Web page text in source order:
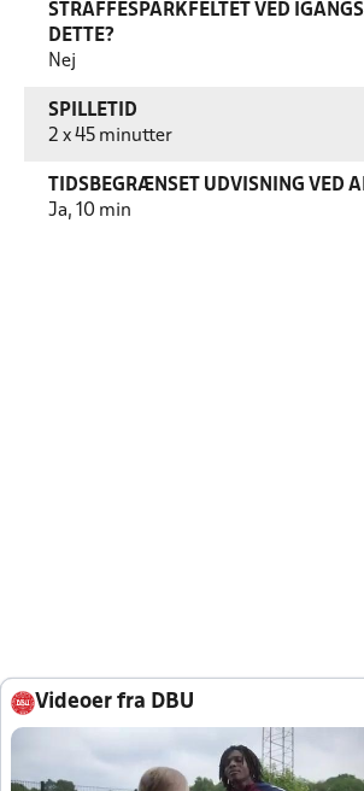
STRAFFESPARKFELTET VED
DETTE?
Nej
SPILLETID
2 x 45 minutter
TIDSBEGRÆNSET UDVISNING VED
Ja, 10 min
Videoer fra DBU